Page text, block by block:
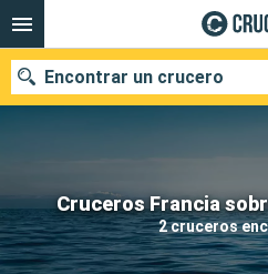
Cruceros Francia
2 cruceros
Encontrar un crucero
Nuestros destinos
Fecha de salida